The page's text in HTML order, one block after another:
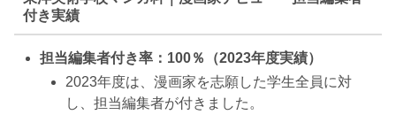
付き実績
担当編集者付き率：100％（2023年度実績）
2023年度は、漫画家を志願した学生全員に対
し、担当編集者が付きました。